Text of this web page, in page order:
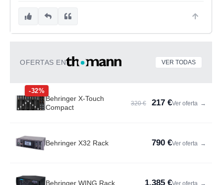
OFERTAS EN VER TODAS
-32%
Behringer X-Touch
Compact
320 € 217 €Ver oferta →
Behringer X32 Rack 790 €Ver oferta →
Behringer WING Rack 1.385 €Ver oferta →